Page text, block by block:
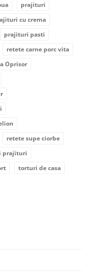
prajituri
cu crema
prajituri pasti
retete carne porc vita
Oprisor
retete supe ciorbe
prajituri
torturi de casa